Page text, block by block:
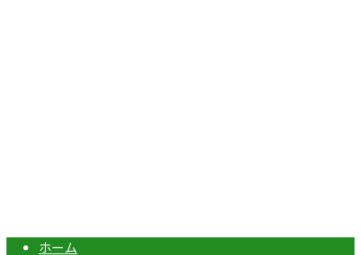
ホーム